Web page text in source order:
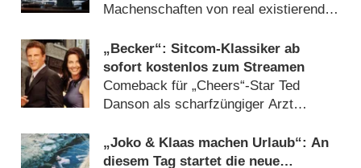
Welliver und Oscar-Preisträger J.K.
Machenschaften von real existierender
der 1980er-Jahre (11.07.2026)
„Becker“: Sitcom-Klassiker ab
sofort kostenlos zum Streamen
Comeback für „Cheers“-Star Ted
Danson als scharfzüngiger Arzt
„Joko & Klaas machen Urlaub“: An
diesem Tag startet die neue